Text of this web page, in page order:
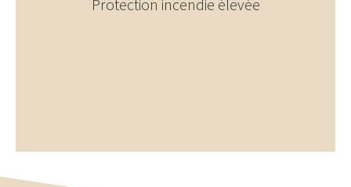
Protection incendie élevée